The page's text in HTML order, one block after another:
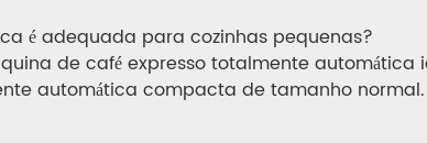
é adequada para cozinhas pequenas?
de café expresso totalmente
automática compacta de tamanho normal.